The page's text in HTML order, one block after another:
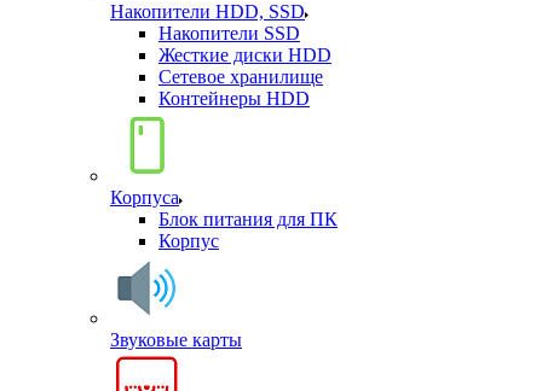
Накопители HDD, SSD
Накопители SSD
Жесткие диски HDD
Сетевое хранилище
Контейнеры HDD
Корпуса
Блок питания для ПК
Корпус
Звуковые карты